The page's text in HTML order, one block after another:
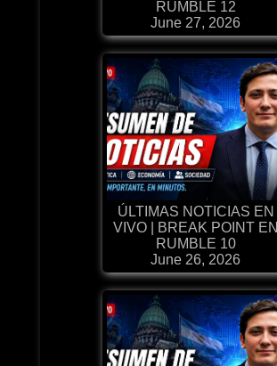
RUMBLE 12
June 27, 2026
ÚLTIMAS NOTICIAS EN
VIVO | BREAK POINT EN
RUMBLE 10
June 26, 2026